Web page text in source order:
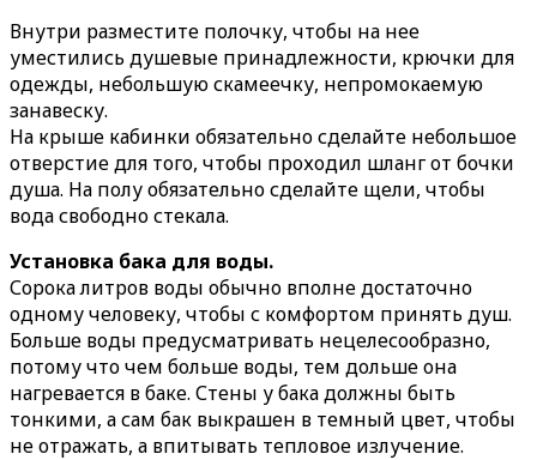
Внутри разместите полочку, чтобы на нее
уместились душевые принадлежности, крючки для
одежды, небольшую скамеечку, непромокаемую
занавеску.
На крыше кабинки обязательно сделайте небольшое
отверстие для того, чтобы проходил шланг от бочки
душа. На полу обязательно сделайте щели, чтобы
вода свободно стекала.
Установка бака для воды.
Сорока литров воды обычно вполне достаточно
одному человеку, чтобы с комфортом принять душ.
Больше воды предусматривать нецелесообразно,
потому что чем больше воды, тем дольше она
нагревается в баке. Стены у бака должны быть
тонкими, а сам бак выкрашен в темный цвет, чтобы
не отражать, а впитывать тепловое излучение.